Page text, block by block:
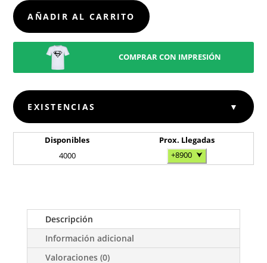
CANTIDAD
AÑADIR AL CARRITO
COMPRAR CON IMPRESIÓN
EXISTENCIAS ▼
Disponibles
Prox. Llegadas
4000
+8900 ⮟
Descripción
Información adicional
Valoraciones (0)